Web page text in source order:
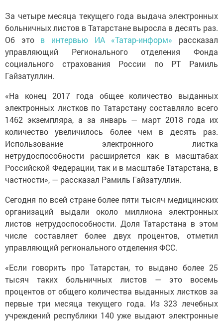
За четыре месяца текущего года выдача электронных
больничных листов в Татарстане выросла в десять раз.
Об это в интервью ИА «Татар-информ» рассказал
управляющий Регионального отделения Фонда
социального страхования России по РТ Рамиль
Гайзатуллин.
«На конец 2017 года общее количество выданных
электронных листков по Татарстану составляло всего
1462 экземпляра, а за январь — март 2018 года их
количество увеличилось более чем в десять раз.
Использование электронного листка
нетрудоспособности расширяется как в масштабах
Российской Федерации, так и в масштабе Татарстана, в
частности», — рассказал Рамиль Гайзатуллин.
Сегодня по всей стране более пяти тысяч медицинских
организаций выдали около миллиона электронных
листов нетрудоспособности. Доля Татарстана в этом
числе составляет более двух процентов, отметил
управляющий регионального отделения ФСС.
«Если говорить про Татарстан, то выдано более 25
тысяч таких больничных листов — это восемь
процентов от общего количества выданных листков за
первые три месяца текущего года. Из 323 лечебных
учреждений республики 140 уже выдают электронные